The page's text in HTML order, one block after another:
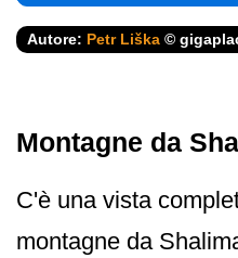
Autore: Petr Liška ©
Montagne da
C'è una vista
montagne da